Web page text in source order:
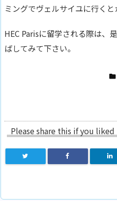
ミングでヴェルサイユに行くと
HEC Parisに留学される際は、
ばしてみて下さい。

Please share this if you